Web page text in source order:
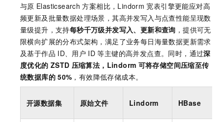
与原 Elasticsearch 方案相比，Lindorm 宽表引擎更能应对高
频更新及批量数据处理场景，其高并发写入与点查性能呈现数
量级提升，支持每秒千万级并发写入、更新和查询 ，提供可无
限横向扩展的分布式架构，满足了业务每日海量数据更新需求
及基于作品 ID、用户 ID 等主键的高并发点查。同时，通过深
度优化的 ZSTD 压缩算法，Lindorm 可将存储空间压缩至传
统数据库的 50% ，有效降低存储成本。
开源数据集 原始文件 Lindorm HBase